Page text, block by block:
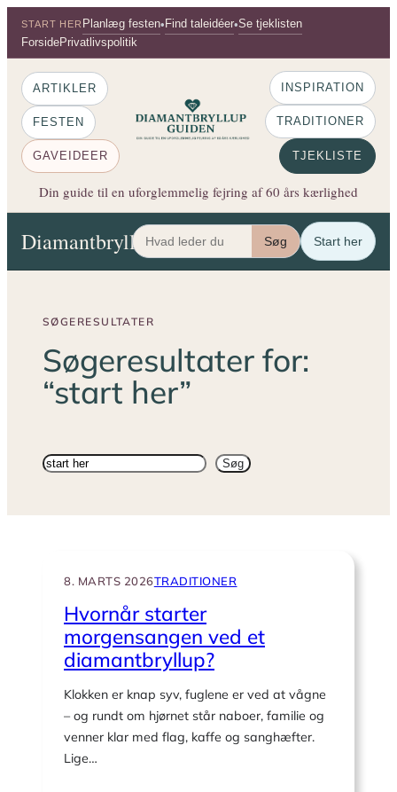
Spring
indhold
START HER Planlæg festen• Find taleidéer•Se tjeklisten
ForsidePrivatlivspolitik
ARTIKLER
FESTEN
GAVEIDEER
INSPIRATION
TRADITIONER
TJEKLISTE
Din guide til en uforglemmelig fejring af 60 års kærlighed
Diamantbryllup Guiden Artikler Festen
Søg Start her
SØGERESULTATER
Søgeresultater for:
“start her”
Søg
sitet
Søg
8. MARTS 2026TRADITIONER
Hvornår starter
morgensangen ved et
diamantbryllup?
Klokken er knap syv, fuglene er ved at vågne
– og rundt om hjørnet står naboer, familie og
venner klar med flag, kaffe og sanghæfter.
Lige…